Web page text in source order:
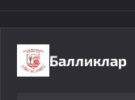
Балликлар